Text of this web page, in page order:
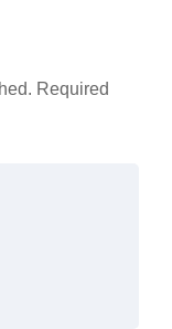
Required